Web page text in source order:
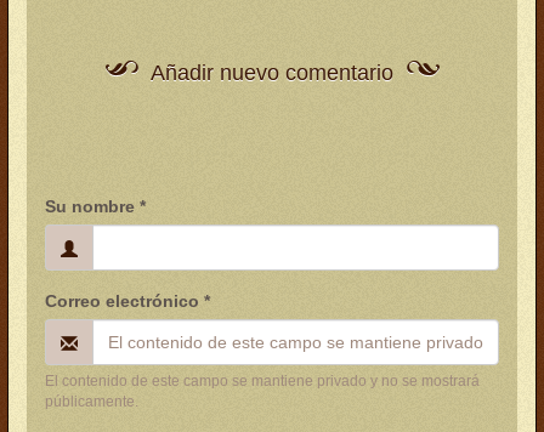
Añadir nuevo comentario
Su nombre *
Correo electrónico *
El contenido de este campo se mantiene privado y no se mostrará
públicamente.